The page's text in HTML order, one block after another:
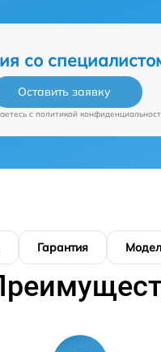
со
Оставить заявку
c политикой
Гарантия